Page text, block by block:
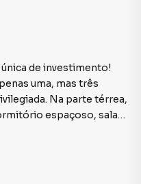
de investimento!
uma, mas três
Na parte térrea,
espaçoso, sala
de